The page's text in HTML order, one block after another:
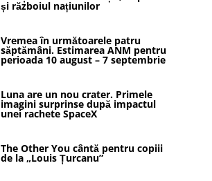
și războiul națiunilor
Vremea în următoarele patru
săptămâni. Estimarea ANM pentru
perioada 10 august – 7 septembrie
Luna are un nou crater. Primele
imagini surprinse după impactul
unei rachete SpaceX
The Other You cântă pentru copiii
de la „Louis Țurcanu”